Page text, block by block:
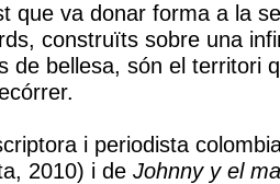
que va donar forma a la
construïts sobre una
de bellesa, són el territori
i periodista
2010) i de Johnny y el